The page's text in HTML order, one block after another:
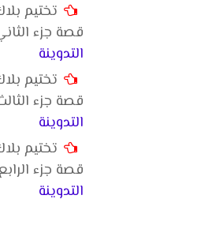
قصة جزء
التدوينة
قصة جزء
التدوينة
قصة جزء
التدوينة